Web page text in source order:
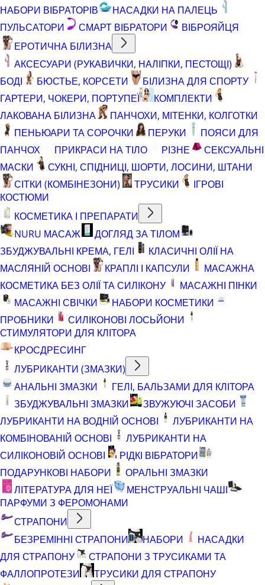
НАБОРИ ВІБРАТОРІВ
НАСАДКИ НА ПАЛЕЦЬ
ПУЛЬСАТОРИ
СМАРТ ВІБРАТОРИ
ВІБРОЯЙЦЯ
ЕРОТИЧНА БІЛИЗНА
АКСЕСУАРИ (РУКАВИЧКИ, НАЛІПКИ, ПЕСТОЩІ)
БОДІ
БЮСТЬЕ, КОРСЕТИ
БІЛИЗНА ДЛЯ СПОРТУ
ГАРТЕРИ, ЧОКЕРИ, ПОРТУПЕЇ
КОМПЛЕКТИ
ЛАКОВАНА БІЛИЗНА
ПАНЧОХИ, МІТЕНКИ, КОЛГОТКИ
ПЕНЬЮАРИ ТА СОРОЧКИ
ПЕРУКИ
ПОЯСИ ДЛЯ
ПАНЧОХ
ПРИКРАСИ НА ТІЛО РІЗНЕ
СЕКСУАЛЬНІ
МАСКИ
СУКНІ, СПІДНИЦІ, ШОРТИ, ЛОСИНИ, ШТАНИ
СІТКИ (КОМБІНЕЗОНИ)
ТРУСИКИ
ІГРОВІ
КОСТЮМИ
КОСМЕТИКА І ПРЕПАРАТИ
NURU МАСАЖ
ДОГЛЯД ЗА ТІЛОМ
ЗБУДЖУВАЛЬНІ КРЕМА, ГЕЛІ
КЛАСИЧНІ ОЛІЇ НА
МАСЛЯНІЙ ОСНОВІ
КРАПЛІ І КАПСУЛИ
МАСАЖНА
КОСМЕТИКА БЕЗ ОЛІЇ ТА СИЛІКОНУ
МАСАЖНІ ПІНКИ
МАСАЖНІ СВІЧКИ
НАБОРИ КОСМЕТИКИ
ПРОБНИКИ
СИЛІКОНОВІ ЛОСЬЙОНИ
СТИМУЛЯТОРИ ДЛЯ КЛІТОРА
КРОСДРЕСИНГ
ЛУБРИКАНТИ (ЗМАЗКИ)
АНАЛЬНІ ЗМАЗКИ
ГЕЛІ, БАЛЬЗАМИ ДЛЯ КЛІТОРА
ЗБУДЖУВАЛЬНІ ЗМАЗКИ
ЗВУЖУЮЧІ ЗАСОБИ
ЛУБРИКАНТИ НА ВОДНІЙ ОСНОВІ
ЛУБРИКАНТИ НА
КОМБІНОВАНІЙ ОСНОВІ
ЛУБРИКАНТИ НА
СИЛІКОНОВІЙ ОСНОВІ
РІДКІ ВІБРАТОРИ
ПОДАРУНКОВІ НАБОРИ
ОРАЛЬНІ ЗМАЗКИ
ЛІТЕРАТУРА ДЛЯ НЕЇ
МЕНСТРУАЛЬНІ ЧАШІ
ПАРФУМИ З ФЕРОМОНАМИ
СТРАПОНИ
БЕЗРЕМІННІ СТРАПОНИ
НАБОРИ
НАСАДКИ
ДЛЯ СТРАПОНУ
СТРАПОНИ З ТРУСИКАМИ ТА
ФАЛЛОПРОТЕЗИ
ТРУСИКИ ДЛЯ СТРАПОНУ